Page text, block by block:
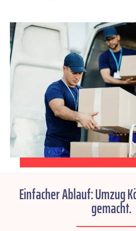
Einfacher Ablauf: Umzug
gemacht.